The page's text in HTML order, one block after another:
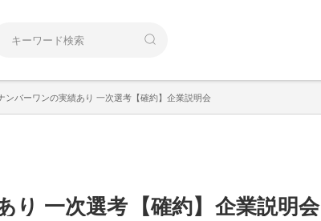
ンバーワンの実績あり 一次選考【確約】企業説明会
り 一次選考 【確約】 企業説明会